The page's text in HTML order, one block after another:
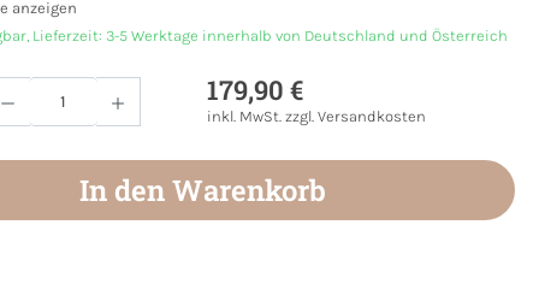
anzeigen
Lieferzeit: 3-5 Werktage innerhalb von Deutschland und Österreich
Gib den gewünschten Wert ein
179,90 €
inkl. MwSt. zzgl. Versandkosten
In den Warenkorb